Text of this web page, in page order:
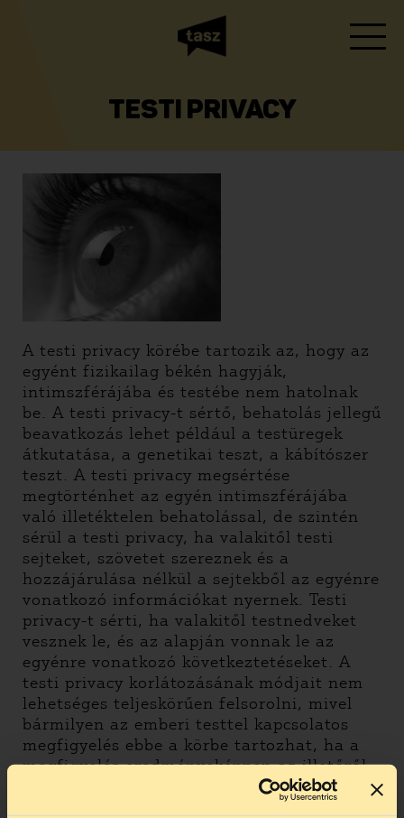
TESTI PRIVACY
A testi privacy körébe tartozik az, hogy az
egyént fizikailag békén hagyják,
intimszférájába és testébe nem hatolnak
be. A testi privacy-t sértő, behatolás jellegű
beavatkozás lehet például a testüregek
átkutatása, a genetikai teszt, a kábítószer
teszt. A testi privacy megsértése
megtörténhet az egyén intimszférájába
való illetéktelen behatolással, de szintén
sérül a testi privacy, ha valakitől testi
sejteket, szövetet szereznek és a
hozzájárulása nélkül a sejtekből az egyénre
vonatkozó információkat nyernek. Testi
privacy-t sérti, ha valakitől testnedveket
vesznek le, és az alapján vonnak le az
egyénre vonatkozó következtetéseket. A
testi privacy korlátozásának módjait nem
lehetséges teljeskörűen felsorolni, mivel
bármilyen az emberi testtel kapcsolatos
megfigyelés ebbe a körbe tartozhat, ha a
megfigyelés eredményeképpen az illetőről
bármi olyan információ kiderül, amelyet az
illető önszántából nem fedett volna fel.